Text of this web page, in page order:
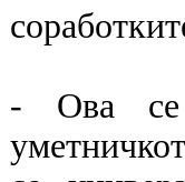
- Ова се